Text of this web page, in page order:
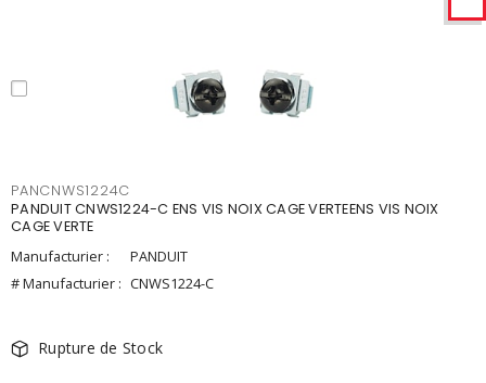
PANCNWS1224C
PANDUIT CNWS1224-C ENS VIS NOIX CAGE VERTEENS VIS NOIX
CAGE VERTE
Manufacturier :
PANDUIT
# Manufacturier : CNWS1224-C
Rupture de Stock